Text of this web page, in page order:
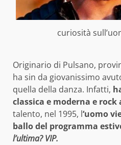
curiosità
Originario di Pulsano,
ha sin da giovanissimo
quella della danza. Infatti,
classica e moderna e rock
talento, nel 1995, l‘uomo
ballo del programma
l’ultima? VIP.